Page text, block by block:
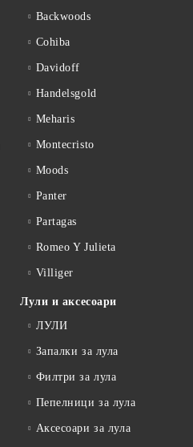
Backwoods
Cohiba
Davidoff
Handelsgold
Meharis
Montecristo
Moods
Panter
Partagas
Romeo Y Julieta
Villiger
Лули и аксесоари
ЛУЛИ
Запалки за лула
Филтри за лула
Пепелници за лула
Аксесоари за лула